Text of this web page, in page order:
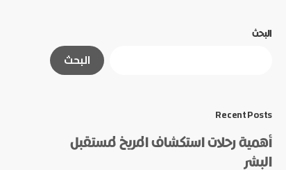
البحث
البحث
Recent Posts
أهمية رحلات استكشاف المريخ لمستقبل
البشر